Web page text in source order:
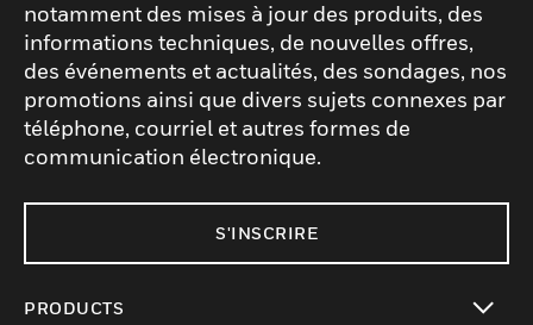
notamment des mises à jour des produits, des
informations techniques, de nouvelles offres,
des événements et actualités, des sondages, nos
promotions ainsi que divers sujets connexes par
téléphone, courriel et autres formes de
communication électronique.
S'INSCRIRE
PRODUCTS